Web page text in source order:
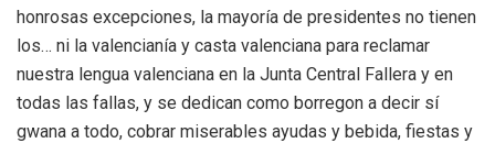
honrosas excepciones, la mayoría de presidentes no tienen
los… ni la valencianía y casta valenciana para reclamar
nuestra lengua valenciana en la Junta Central Fallera y en
todas las fallas, y se dedican como borregon a decir sí
gwana a todo, cobrar miserables ayudas y bebida, fiestas y